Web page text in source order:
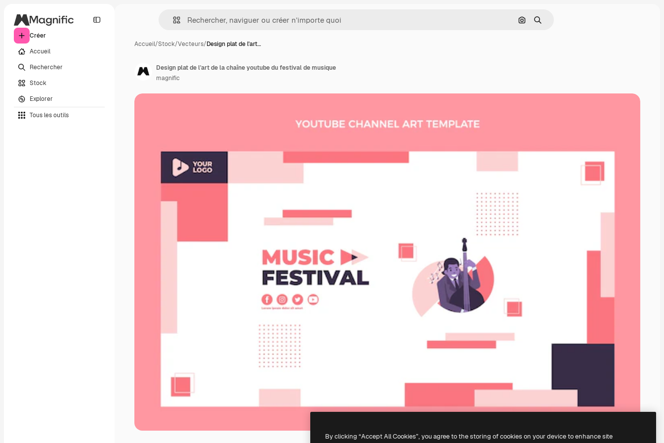
Créer
Accueil
Rechercher
Stock
Explorer
Tous les outils
Rechercher par image
Rechercher
Accueil/Stock/Vecteurs/Design plat de l'art…
Design plat de l'art de la chaîne youtube du festival de musique
magnific
By clicking “Accept All Cookies”, you agree to the storing of cookies on your device to enhance site